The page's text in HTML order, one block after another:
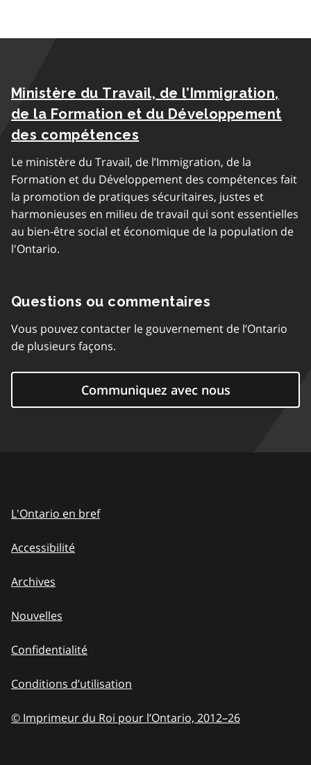
Ministère du Travail, de l’Immigration,
de la Formation et du Développement
des compétences
Le ministère du Travail, de l’Immigration, de la
Formation et du Développement des compétences fait
la promotion de pratiques sécuritaires, justes et
harmonieuses en milieu de travail qui sont essentielles
au bien-être social et économique de la population de
l'Ontario.
Questions ou commentaires
Vous pouvez contacter le gouvernement de l’Ontario
de plusieurs façons.
Communiquez avec nous
L'Ontario en bref
Accessibilité
Archives
Nouvelles
Confidentialité
Conditions d’utilisation
© Imprimeur du Roi pour l’Ontario, 2012–to
26